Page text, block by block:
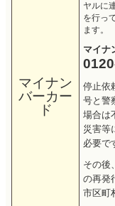
マイナン
バーカー
ド
ヤルに
を行っ
ます。
マイナ
停止依
号と警
場合は
災害等
必要で
その後
の再発
市区町